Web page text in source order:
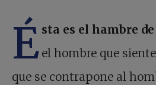
É sta es el hambre
el hombre que
que se contrapone al